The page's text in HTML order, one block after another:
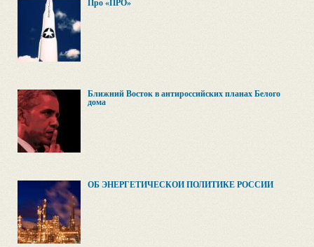
Про «ПРО»
Ближний Восток в антироссийских планах Белого
дома
ОБ ЭНЕРГЕТИЧЕСКОЙ ПОЛИТИКЕ РОССИИ